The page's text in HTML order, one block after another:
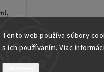
Tento web používa súbory
s ich používaním. Viac